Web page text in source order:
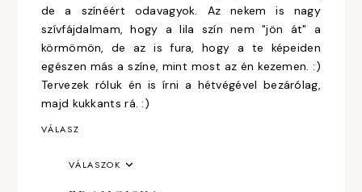
de a színéért odavagyok. Az nekem is nagy
szívfájdalmam, hogy a lila szín nem "jön át" a
körmömön, de az is fura, hogy a te képeiden
egészen más a színe, mint most az én kezemen. :)
Tervezek róluk én is írni a hétvégével bezárólag,
majd kukkants rá. :)
VÁLASZ
VÁLASZOK